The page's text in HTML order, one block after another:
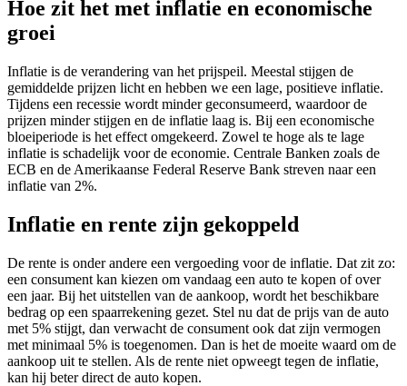
Hoe zit het met inflatie en economische
groei
Inflatie is de verandering van het prijspeil. Meestal stijgen de
gemiddelde prijzen licht en hebben we een lage, positieve inflatie.
Tijdens een recessie wordt minder geconsumeerd, waardoor de
prijzen minder stijgen en de inflatie laag is. Bij een economische
bloeiperiode is het effect omgekeerd. Zowel te hoge als te lage
inflatie is schadelijk voor de economie. Centrale Banken zoals de
ECB en de Amerikaanse Federal Reserve Bank streven naar een
inflatie van 2%.
Inflatie en rente zijn gekoppeld
De rente is onder andere een vergoeding voor de inflatie. Dat zit zo:
een consument kan kiezen om vandaag een auto te kopen of over
een jaar. Bij het uitstellen van de aankoop, wordt het beschikbare
bedrag op een spaarrekening gezet. Stel nu dat de prijs van de auto
met 5% stijgt, dan verwacht de consument ook dat zijn vermogen
met minimaal 5% is toegenomen. Dan is het de moeite waard om de
aankoop uit te stellen. Als de rente niet opweegt tegen de inflatie,
kan hij beter direct de auto kopen.